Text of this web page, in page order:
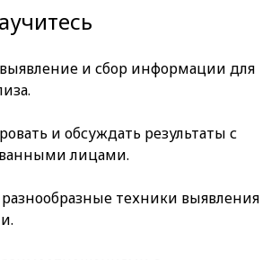
и сбор информации для
и обсуждать результаты с
лицами.
техники выявления